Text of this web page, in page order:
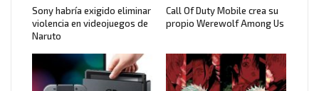
Sony habría exigido eliminar
violencia en videojuegos de
Naruto
Call Of Duty Mobile crea su
propio Werewolf Among Us